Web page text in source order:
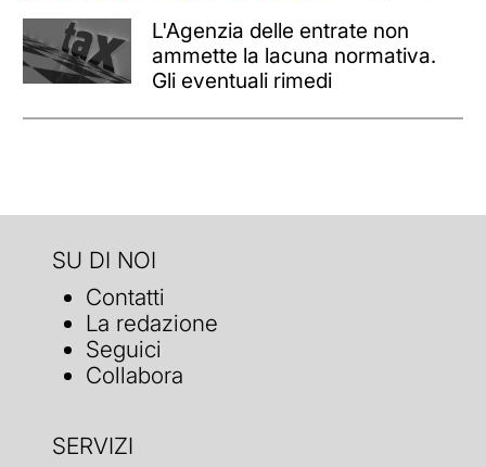
L'Agenzia delle entrate non
ammette la lacuna normativa.
Gli eventuali rimedi
SU DI NOI
Contatti
La redazione
Seguici
Collabora
SERVIZI